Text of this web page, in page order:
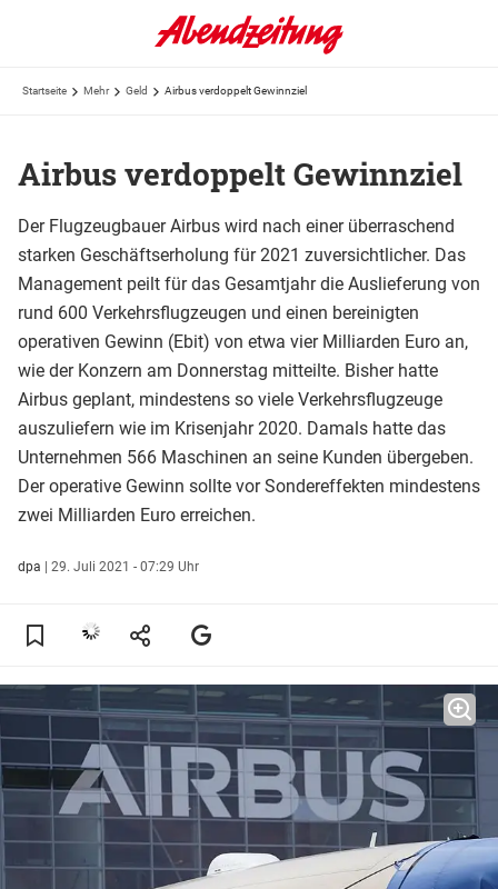
Startseite Mehr Geld Airbus verdoppelt Gewinnziel
Airbus verdoppelt Gewinnziel
Der Flugzeugbauer Airbus wird nach einer überraschend
starken Geschäftserholung für 2021 zuversichtlicher. Das
Management peilt für das Gesamtjahr die Auslieferung von
rund 600 Verkehrsflugzeugen und einen bereinigten
operativen Gewinn (Ebit) von etwa vier Milliarden Euro an,
wie der Konzern am Donnerstag mitteilte. Bisher hatte
Airbus geplant, mindestens so viele Verkehrsflugzeuge
auszuliefern wie im Krisenjahr 2020. Damals hatte das
Unternehmen 566 Maschinen an seine Kunden übergeben.
Der operative Gewinn sollte vor Sondereffekten mindestens
zwei Milliarden Euro erreichen.
dpa | 29. Juli 2021 - 07:29 Uhr